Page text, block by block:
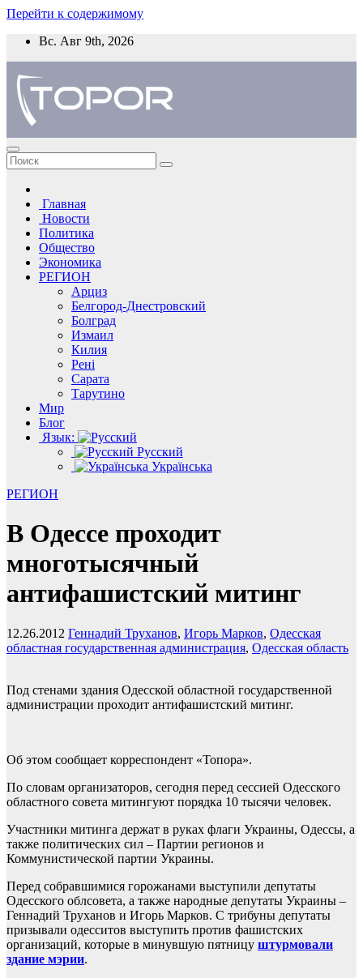
Перейти к содержимому
Вс. Авг 9th, 2026
Главная
Новости
Политика
Общество
Экономика
РЕГИОН
Арциз
Белгород-Днестровский
Болград
Измаил
Килия
Рені
Сарата
Тарутино
Мир
Блог
Язык:
Русский
Українська
РЕГИОН
В Одессе проходит
многотысячный
антифашистский митинг
12.26.2012 Геннадий Труханов, Игорь Марков, Одесская
областная государственная администрация, Одесская область
Под стенами здания Одесской областной государственной
администрации проходит антифашистский митинг.
Об этом сообщает корреспондент «Топора».
По словам организаторов, сегодня перед сессией Одесского
областного совета митингуют порядка 10 тысячи человек.
Участники митинга держат в руках флаги Украины, Одессы, а
также политических сил – Партии регионов и
Коммунистической партии Украины.
Перед собравшимися горожанами выступили депутаты
Одесского облсовета, а также народные депутаты Украины –
Геннадий Труханов и Игорь Марков. С трибуны депутаты
призывали одесситов выступить против фашистских
организаций, которые в минувшую пятницу штурмовали
здание мэрии.